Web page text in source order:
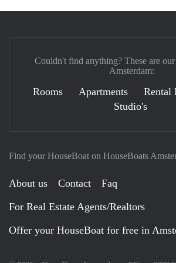
Find your HouseBoat on HouseBoats
About us Contact
Faq
For Real Estate Agents/Realtors
Offer your HouseBoat for free in
Couldn't find anything? These are
Amsterdam:
Rooms Apartments
Rental
Studio's